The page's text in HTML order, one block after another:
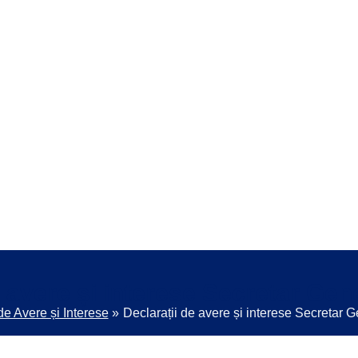
Avere și Interese Declarații de avere și interese Secretar